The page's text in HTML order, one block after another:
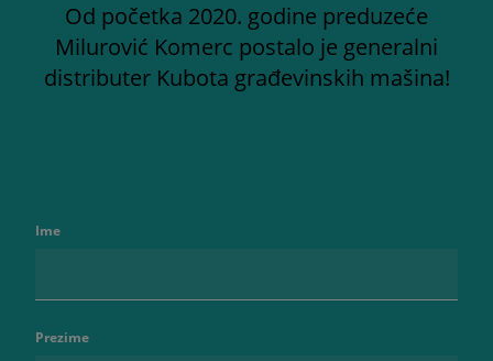
Od početka 2020. godine preduzeće
Milurović Komerc postalo je generalni
distributer Kubota građevinskih mašina!
Ime
Prezime